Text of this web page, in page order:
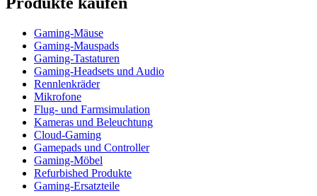
Gaming-Mäuse
Gaming-Mauspads
Gaming-Tastaturen
Gaming-Headsets und Audio
Rennlenkräder
Mikrofone
Flug- und Farmsimulation
Kameras und Beleuchtung
Cloud-Gaming
Gamepads und Controller
Gaming-Möbel
Refurbished Produkte
Gaming-Ersatzteile